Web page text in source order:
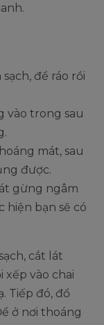
để ráo rồi
vào trong sau
mát, sau
được.
gừng ngâm
hiện bạn sẽ có
cắt lát
xếp vào chai
Tiếp đó, đổ
ở nơi thoáng